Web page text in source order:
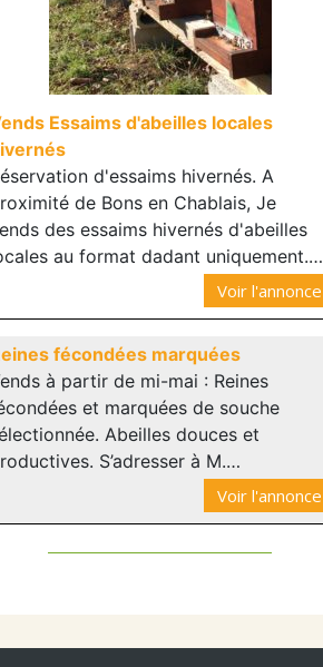
Essaims d'abeilles locales
d'essaims hivernés. A
de Bons en Chablais, Je
des essaims hivernés d'abeilles
au format dadant uniquement.…
Voir l'annonce
fécondées marquées
à partir de mi-mai : Reines
et marquées de souche
Abeilles douces et
S’adresser à M.…
Voir l'annonce